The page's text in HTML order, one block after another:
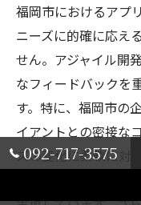
福岡市におけるアプ
ニーズに的確に応え
せん。アジャイル開
なフィードバックを
す。特に、福岡市の
イアントとの密接な
ズの変化に柔軟に対
ーエクスペリエンス
092-717-3575